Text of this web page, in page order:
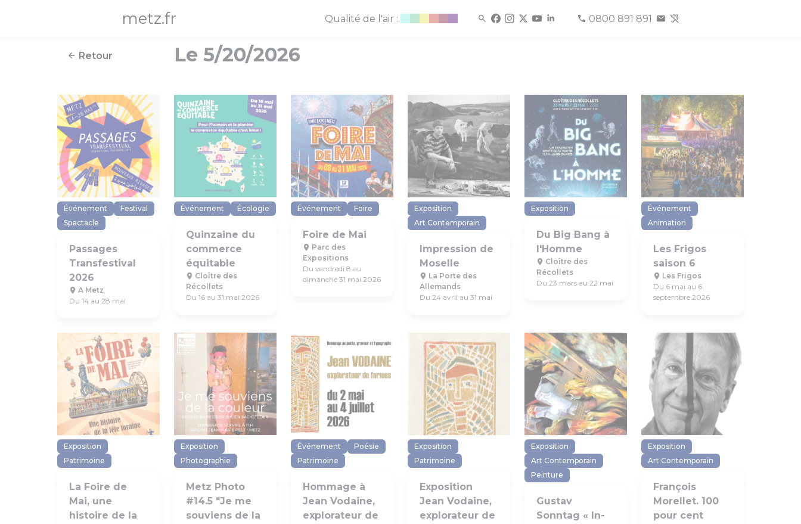
metz.fr Qualité de l'air : 0800 891 891
Retour Le 5/20/2026
Événement
Festival
Spectacle
Passages
Transfestival
2026
A Metz
Du 14 au 28 mai
Événement Écologie
Quinzaine du
commerce
équitable
Cloître des
Récollets
Du 16 au 31 mai 2026
Événement Foire
Foire de Mai
Parc des
Expositions
Du vendredi 8 au
dimanche 31 mai 2026
Exposition
Art Contemporain
Impression de
Moselle
La Porte des
Allemands
Du 24 avril au 31 mai
Exposition
Du Big Bang à
l'Homme
Cloître des
Récollets
Du 23 mars au 22 mai
Événement
Animation
Les Frigos
saison 6
Les Frigos
Du 6 mai au 6
septembre 2026
Exposition
Patrimoine
La Foire de
Mai, une
histoire de la
Exposition
Photographie
Metz Photo
#14.5 "Je me
souviens de la
Événement
Poésie
Patrimoine
Hommage à
Jean Vodaine,
explorateur de
Exposition
Patrimoine
Exposition
Jean Vodaine,
explorateur de
Exposition
Art Contemporain
Peinture
Gustav
Sonntag « In-
Exposition
Art Contemporain
François
Morellet. 100
pour cent